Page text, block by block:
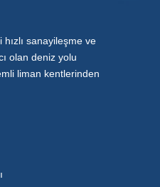
sanayileşme ve
olan deniz yolu
liman kentlerinden